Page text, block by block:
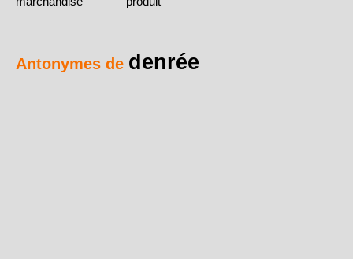
Antonymes de denrée